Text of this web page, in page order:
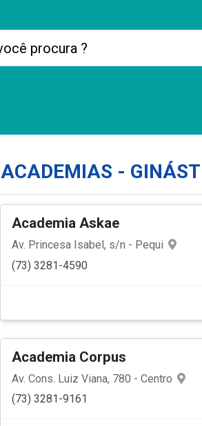
ACADEMIAS -
Academia Askae
Av. Princesa Isabel, s/n - Pequi
(73) 3281-4590
Academia Corpus
Av. Cons. Luiz Viana, 780 - Centro
(73) 3281-9161